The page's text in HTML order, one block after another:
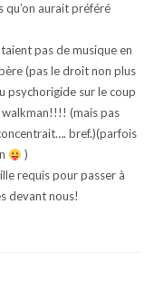
aurait préféré
pas de musique en
(pas le droit non plus
psychorigide sur le coup
walkman!!!! (mais pas
bref.)(parfois
)
requis pour passer à
devant nous!